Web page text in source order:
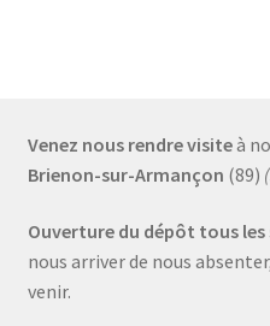
Venez nous rendre visiteà
Brienon-sur-Armançon (89)
Ouverture du dépôt tous les
nous arriver de nous
venir.